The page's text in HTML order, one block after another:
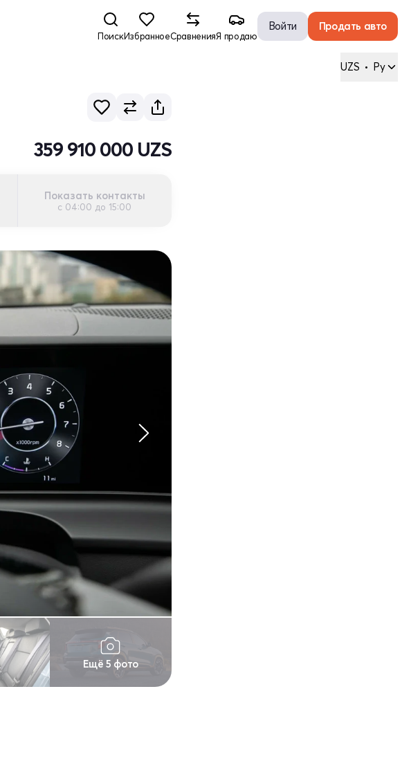
ПоискИзбранноеСравненияЯ продаю
Войти Продать авто
UZS • Ру
359 910 000 UZS
Показать контакты
с 04:00 до 15:00
Ещё 5 фото